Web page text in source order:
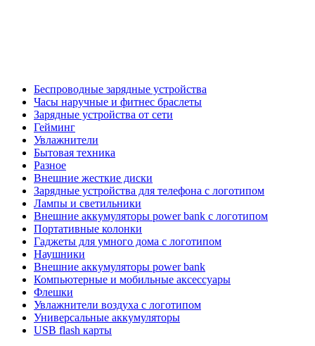
Беспроводные зарядные устройства
Часы наручные и фитнес браслеты
Зарядные устройства от сети
Гейминг
Увлажнители
Бытовая техника
Разное
Внешние жесткие диски
Зарядные устройства для телефона с логотипом
Лампы и светильники
Внешние аккумуляторы power bank с логотипом
Портативные колонки
Гаджеты для умного дома с логотипом
Наушники
Внешние аккумуляторы power bank
Компьютерные и мобильные аксессуары
Флешки
Увлажнители воздуха с логотипом
Универсальные аккумуляторы
USB flash карты